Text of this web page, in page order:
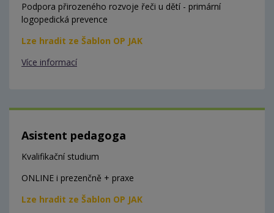
Podpora přirozeného rozvoje řeči u dětí - primární
logopedická prevence
Lze hradit ze Šablon OP JAK
Více informací
Asistent pedagoga
Kvalifikační studium
ONLINE i prezenčně + praxe
Lze hradit ze Šablon OP JAK